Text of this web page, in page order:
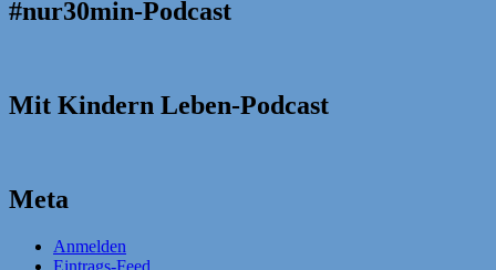
#nur30min-Podcast
Mit Kindern Leben-Podcast
Meta
Anmelden
Eintrags-Feed